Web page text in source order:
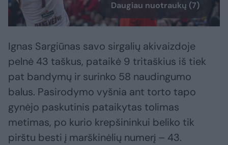
Daugiau nuotraukų (7)
Ignas Sargiūnas savo sirgalių akivaizdoje
pelnė 43 taškus, pataikė 9 tritaškius iš tiek
pat bandymų ir surinko 58 naudingumo
balus. Pasirodymo vyšnia ant torto tapo
gynėjo paskutinis pataikytas tolimas
metimas, po kurio krepšininkui beliko tik
pirštu besti į marškinėlių numerį – 43.